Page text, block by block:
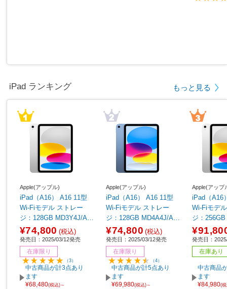
iPad ランキング もっと見る
Apple(アップル)
iPad（A16） A16 11型
Wi-Fiモデル ストレー
ジ：128GB MD3Y4J/A
シルバー
¥74,800 (税込)
発売日：2025/03/12発売
在庫限り
（3）
中古商品が計3点あり
ます
¥68,480(税込)～
Apple(アップル)
iPad（A16） A16 11型
Wi-Fiモデル ストレー
ジ：128GB MD4A4J/A
ブルー
¥74,800 (税込)
発売日：2025/03/12発売
在庫限り
（4）
中古商品が計5点あり
ます
¥69,980(税込)～
Apple(アップ
iPad（A16
Wi-Fiモデル ストレ
ジ：
シルバー
発売日：
在庫あり
中古商品
ます
¥84,980(